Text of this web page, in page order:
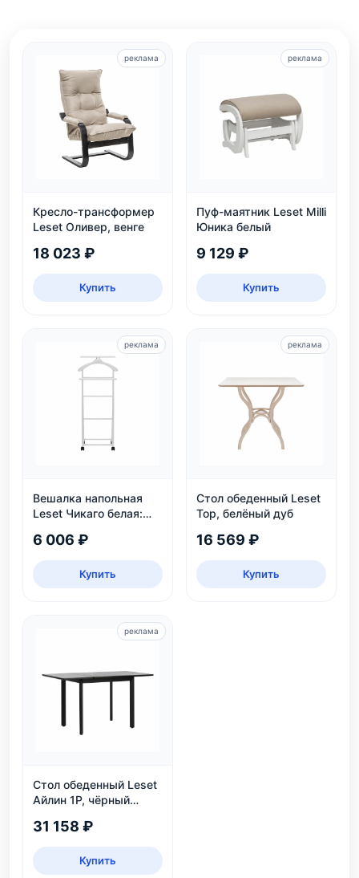
Кресло-трансформер
Leset Оливер, венге
18 023 ₽
Купить
реклама
Пуф-маятник Leset Milli
Юника белый
9 129 ₽
Купить
реклама
Вешалка напольная
Leset Чикаго белая:
нагрузка 30 кг
6 006 ₽
Купить
реклама
Стол обеденный Leset
Тор, белёный дуб
16 569 ₽
Купить
реклама
Стол обеденный Leset
Айлин 1Р, чёрный
31 158 ₽
Купить
реклама